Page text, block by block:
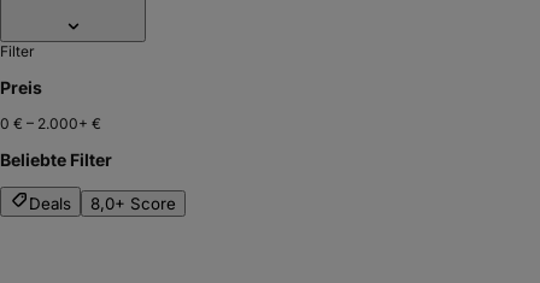
Filter
Preis
0 € – 2.000+ €
Beliebte Filter
Deals 8,0+ Score